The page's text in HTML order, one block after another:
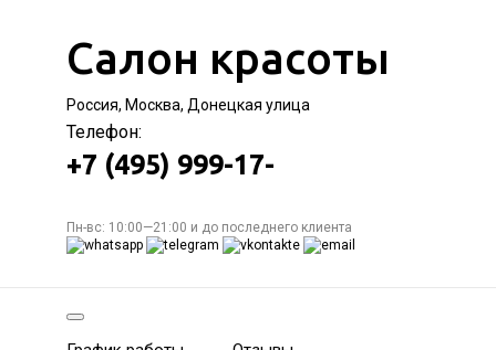
Салон красоты
Россия, Москва, Донецкая улица
Телефон:
+7 (495) 999-17-
Пн-вс: 10:00—21:00 и до последнего клиента